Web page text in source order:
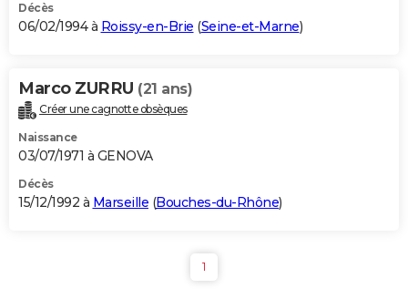
Décès
06/02/1994 à Roissy-en-Brie (Seine-et-Marne)
Marco ZURRU (21 ans)
Créer une cagnotte obsèques
Naissance
03/07/1971 à GENOVA
Décès
15/12/1992 à Marseille (Bouches-du-Rhône)
1